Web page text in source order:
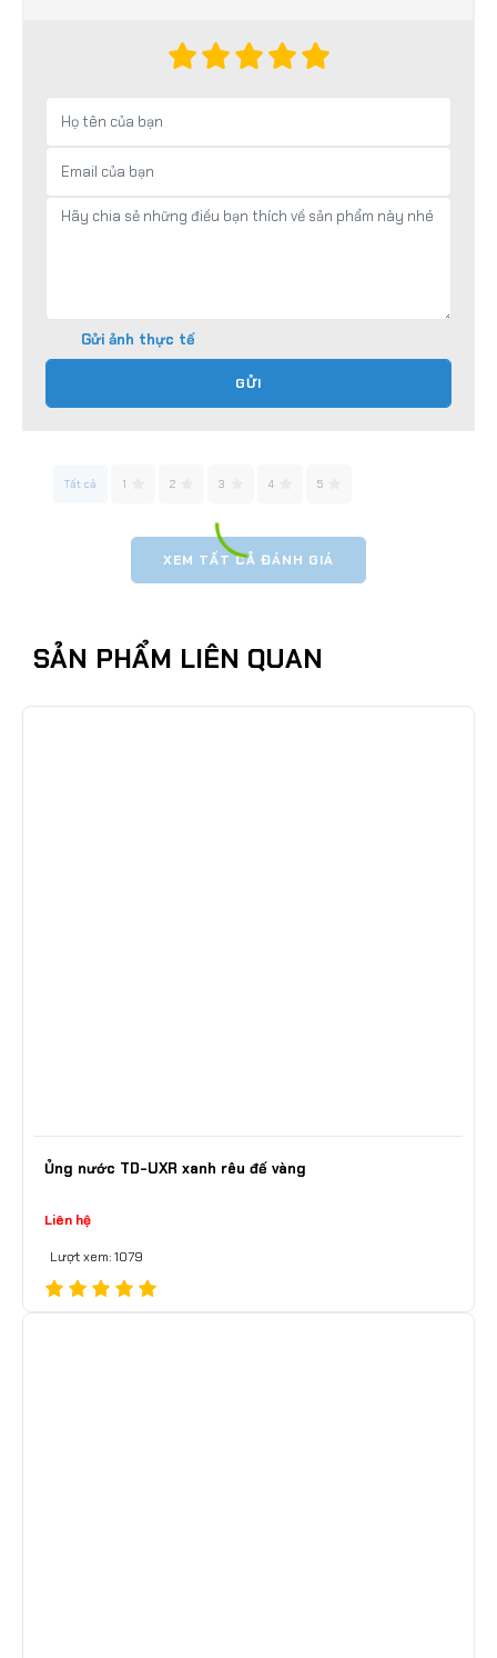
Gửi ảnh thực tế
GỬI
Tất cả 1 2 3 4 5
XEM TẤT CẢ ĐÁNH GIÁ
SẢN PHẨM LIÊN QUAN
Ủng nước TD-UXR xanh rêu đế vàng
Liên hệ
Lượt xem: 1079